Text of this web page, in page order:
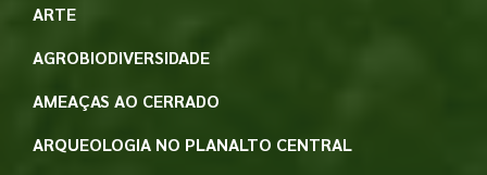
ARTE
AGROBIODIVERSIDADE
AMEAÇAS AO CERRADO
ARQUEOLOGIA NO PLANALTO CENTRAL